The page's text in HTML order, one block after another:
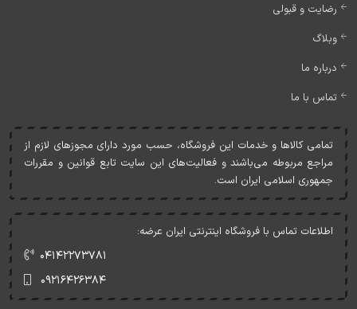
رضایت و قبولی
وبلاگ
درباره ما
تماس با ما
تمامی کالاها و خدمات اين فروشگاه، حسب مورد دارای مجوزهای لازم از
مراجع مربوطه می‌باشند و فعاليت‌های اين سايت تابع قوانين و مقررات
جمهوری اسلامی ايران است.
اطلاعات تماس با فروشگاه اینترنتی ایران عرضه:
۰۴۱۴۲۲۷۳۷۸۱
۰۹۲۱۶۴۲۶۳۸۴